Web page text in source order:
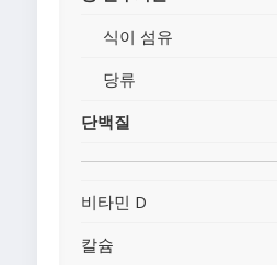
식이 섬유
당류
단백질
비타민 D
칼슘